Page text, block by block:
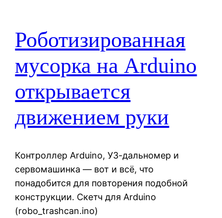
Роботизированная
мусорка на Arduino
открывается
движением руки
Контроллер Arduino, УЗ-дальномер и
сервомашинка — вот и всё, что
понадобится для повторения подобной
конструкции. Скетч для Arduino
(robo_trashcan.ino)